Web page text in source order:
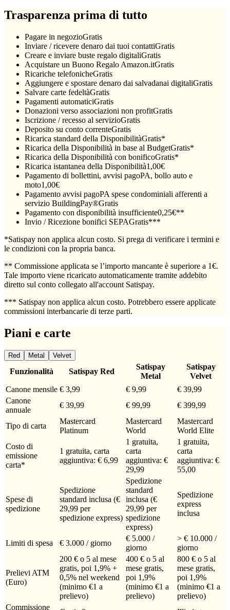
Trasparenza prima di tutto
Pagare in negozioGratis
Inviare / ricevere denaro dai tuoi contattiGratis
Creare e inviare buste regalo digitaliGratis
Acquistare un Buono Regalo Amazon.itGratis
Ricariche telefonicheGratis
Aggiungere e spostare denaro dai salvadanai digitaliGratis
Salvare carte fedeltàGratis
Pagamenti automaticiGratis
Donazioni verso associazioni non profitGratis
Iscrizione / recesso al servizioGratis
Deposito su conto correnteGratis
Ricarica standard della DisponibilitàGratis*
Ricarica della Disponibilità in base al BudgetGratis*
Ricarica della Disponibilità con bonificoGratis*
Ricarica istantanea della Disponibilità1,00€
Pagamento di bollettini, avvisi pagoPA, bollo auto e
moto1,00€
Pagamento avvisi pagoPA spese condominiali afferenti a
servizio BuildingPay®Gratis
Pagamento con disponibilità insufficiente0,25€**
Invio / Ricezione bonifici SEPAGratis***
*Satispay non applica alcun costo. Si prega di verificare i termini e
le condizioni con la propria banca.
** Commissione applicata se l’importo mancante è superiore a 1€.
Tale importo viene ricaricato automaticamente tramite addebito
diretto sul conto collegato all'account Satispay.
*** Satispay non applica alcun costo. Potrebbero essere applicate
commissioni interbancarie di terze parti.
Piani e carte
Red Metal Velvet
Funzionalità Satispay Red
Satispay
Metal
Satispay
Velvet
Canone mensile € 3,99 € 9,99
€ 39,99
Canone
annuale
€ 39,99 € 99,99 € 399,99
Tipo di carta
Mastercard
Platinum
Mastercard
World
Mastercard
World Elite
Costo di
emissione
carta*
1 gratuita, carta
aggiuntiva: € 6,99
1 gratuita,
carta
aggiuntiva: €
29,99
1 gratuita,
carta
aggiuntiva: €
55,00
Spese di
spedizione
Spedizione
standard inclusa (€
29,99 per
spedizione express)
Spedizione
standard
inclusa (€
29,99 per
spedizione
express)
Spedizione
express
inclusa
Limiti di spesa € 3.000 / giorno
€ 5.000 /
giorno
> € 10.000 /
giorno
Prelievi ATM
(Euro)
200 € o 5 al mese
gratis, poi 1,9% +
0,5% nel weekend
(minimo €1 a
prelievo)
400 € o 5 al
mese gratis,
poi 1,9%
(minimo €1 a
prelievo)
800 € o 5 al
mese gratis,
poi 1,9%
(minimo €1 a
prelievo)
Commissione